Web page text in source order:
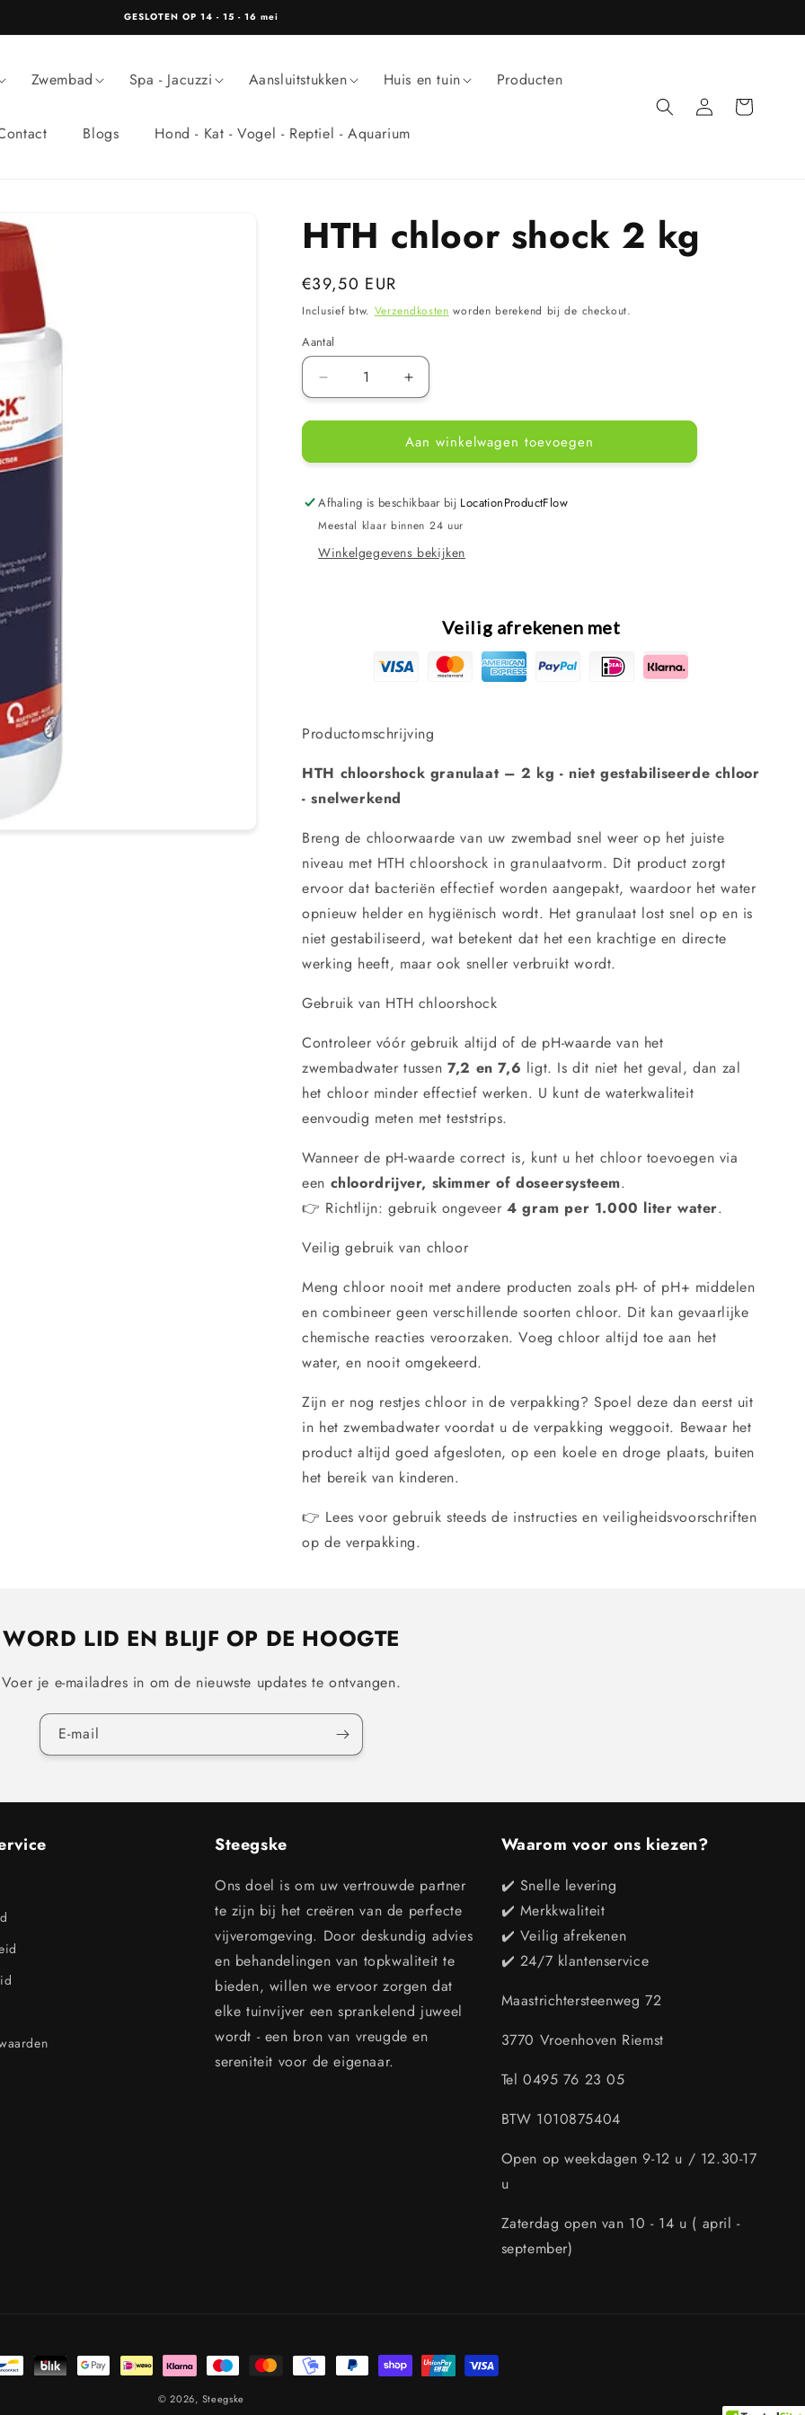
GESLOTEN OP 14 - 15 - 16 mei
Zwembad Spa - Jacuzzi Aansluitstukken Huis en tuin Producten
Blogs Hond - Kat - Vogel - Reptiel - Aquarium
InloggenWinkelwagen
HTH chloor shock 2 kg
Normale
prijs
€39,50 EUR
Inclusief btw. Verzendkosten worden berekend bij de checkout.
Aantal
Aantal
verlagen
voor
chloor
2
kg
Aantal
verhogen
voor
HTH
chloor
2
Aan winkelwagen toevoegen
Afhaling is beschikbaar bij LocationProductFlow
Meestal klaar binnen 24 uur
Winkelgegevens bekijken
Veilig afrekenen met
Productomschrijving
HTH chloorshock granulaat – 2 kg - niet gestabiliseerde chloor
- snelwerkend
Breng de chloorwaarde van uw zwembad snel weer op het juiste
niveau met HTH chloorshock in granulaatvorm. Dit product zorgt
ervoor dat bacteriën effectief worden aangepakt, waardoor het water
opnieuw helder en hygiënisch wordt. Het granulaat lost snel op en is
niet gestabiliseerd, wat betekent dat het een krachtige en directe
werking heeft, maar ook sneller verbruikt wordt.
Gebruik van HTH chloorshock
Controleer vóór gebruik altijd of de pH-waarde van het
zwembadwater tussen7,2 en 7,6 ligt. Is dit niet het geval, dan zal
het chloor minder effectief werken. U kunt de waterkwaliteit
eenvoudig meten met teststrips.
Wanneer de pH-waarde correct is, kunt u het chloor toevoegen via
een chloordrijver, skimmer of doseersysteem.
👉 Richtlijn: gebruik ongeveer4 gram per 1.000 liter water.
Veilig gebruik van chloor
Meng chloor nooit met andere producten zoals pH- of pH+ middelen
en combineer geen verschillende soorten chloor. Dit kan gevaarlijke
chemische reacties veroorzaken. Voeg chloor altijd toe aan het
water, en nooit omgekeerd.
Zijn er nog restjes chloor in de verpakking? Spoel deze dan eerst uit
in het zwembadwater voordat u de verpakking weggooit. Bewaar het
product altijd goed afgesloten, op een koele en droge plaats, buiten
het bereik van kinderen.
👉 Lees voor gebruik steeds de instructies en veiligheidsvoorschriften
op de verpakking.
WORD LID EN BLIJF OP DE HOOGTE
Voer je e-mailadres in om de nieuwste updates te ontvangen.
E‑mail
Steegske
Ons doel is om uw vertrouwde partner
te zijn bij het creëren van de perfecte
vijveromgeving. Door deskundig advies
en behandelingen van topkwaliteit te
bieden, willen we ervoor zorgen dat
elke tuinvijver een sprankelend juweel
wordt - een bron van vreugde en
sereniteit voor de eigenaar.
Waarom voor ons kiezen?
✔️ Snelle levering
✔️ Merkkwaliteit
✔️ Veilig afrekenen
✔️ 24/7 klantenservice
Maastrichtersteenweg 72
3770 Vroenhoven Riemst
Tel 0495 76 23 05
BTW 1010875404
Open op weekdagen 9-12 u / 12.30-17
u
Zaterdag open van 10 - 14 u ( april -
september)
© 2026, Steegske